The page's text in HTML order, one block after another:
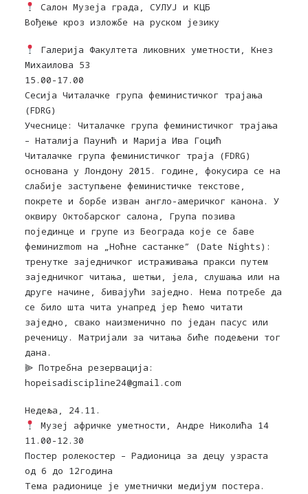
Салон Музеја града, СУЛУЈ и КЦБ
Вођење кроз изложбе на руском језику
Галерија Факултета ликовних уметности, Кнез
Михаилова 53
15.00-17.00
Сесија Читалачке група феминистичког трајања
(FDRG)
Учеснице: Читалачке група феминистичког трајања
– Наталија Паунић и Марија Ива Гоцић
Читалачке група феминистичког траја (FDRG)
основана у Лондону 2015. године, фокусира се на
слабије заступљене феминистичке текстове,
покрете и борбе изван англо-америчког канона. У
оквиру Октобарског салона, Група позива
појединце и групе из Београда које се баве
феминиzmom на „Ноћне састанке” (Date Nights):
тренутке заједничког истраживања пракси путем
заједничког читања, шетњи, јела, слушања или на
друге начине, бивајући заједно. Нема потребе да
се било шта чита унапред јер ћемо читати
заједно, свако наизменично по један пасус или
реченицу. Матријали за читања биће подељени тог
дана.
⫸ Потребна резервација:
hopeisadiscipline24@gmail.com
Недеља, 24.11.
Музеј афричке уметности, Андре Николића 14
11.00-12.30
Пoстeр рoлeкoстeр – Радионица за децу узраста
од 6 до 12година
Тема радионице је уметнички медијум постера.